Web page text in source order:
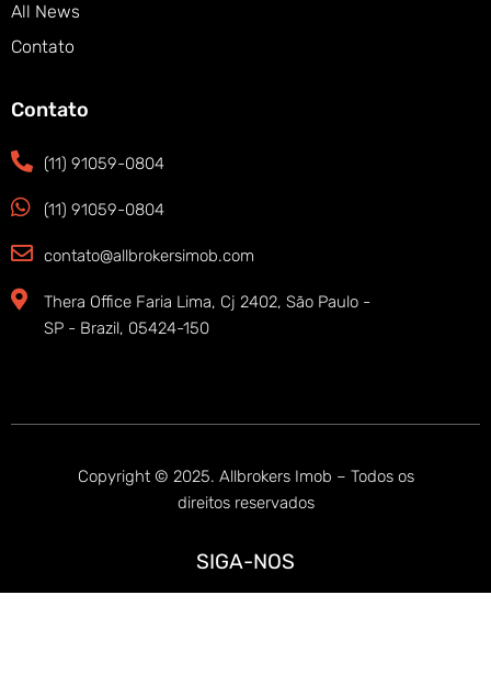
All News
Contato
Contato
(11) 91059-0804
(11) 91059-0804
contato@allbrokersimob.com
Thera Office Faria Lima, Cj 2402, São Paulo -
SP - Brazil, 05424-150
Copyright © 2025. Allbrokers Imob – Todos os
direitos reservados
SIGA-NOS